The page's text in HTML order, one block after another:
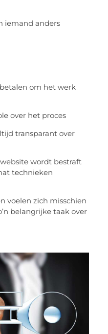
iemand anders
om het werk
over het proces
transparant over
wordt bestraft
technieken
voelen zich misschien
belangrijke taak over